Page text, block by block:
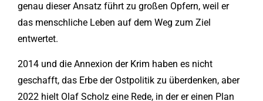
genau dieser Ansatz führt zu großen Opfern, weil er
das menschliche Leben auf dem Weg zum Ziel
entwertet.
2014 und die Annexion der Krim haben es nicht
geschafft, das Erbe der Ostpolitik zu überdenken, aber
2022 hielt Olaf Scholz eine Rede, in der er einen Plan